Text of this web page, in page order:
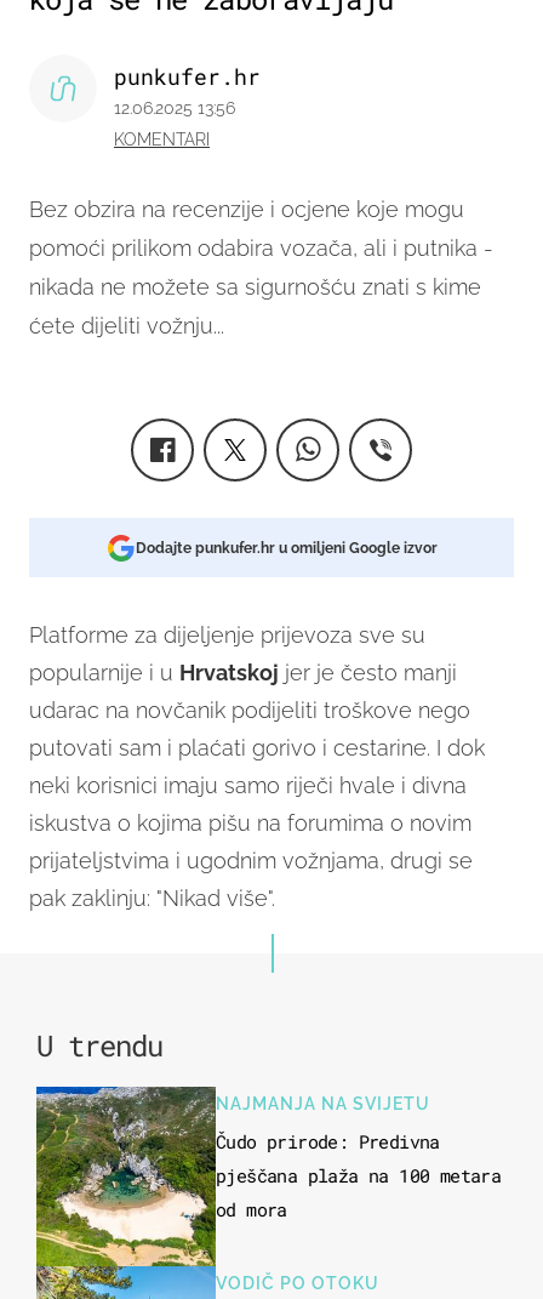
Bez obzira na recenzije i ocjene koje mogu
pomoći prilikom odabira vozača, ali i putnika -
nikada ne možete sa sigurnošću znati s kime
ćete dijeliti vožnju...
punkufer.hr
12.06.2025 13:56
KOMENTARI
Dodajte punkufer.hr u omiljeni Google izvor
Platforme za dijeljenje prijevoza sve su
popularnije i u Hrvatskoj jer je često manji
udarac na novčanik podijeliti troškove nego
putovati sam i plaćati gorivo i cestarine. I dok
neki korisnici imaju samo riječi hvale i divna
iskustva o kojima pišu na forumima o novim
prijateljstvima i ugodnim vožnjama, drugi se
pak zaklinju: "Nikad više".
U trendu
NAJMANJA NA SVIJETU
Čudo prirode: Predivna
pješčana plaža na 100 metara
od mora
VODIČ PO OTOKU